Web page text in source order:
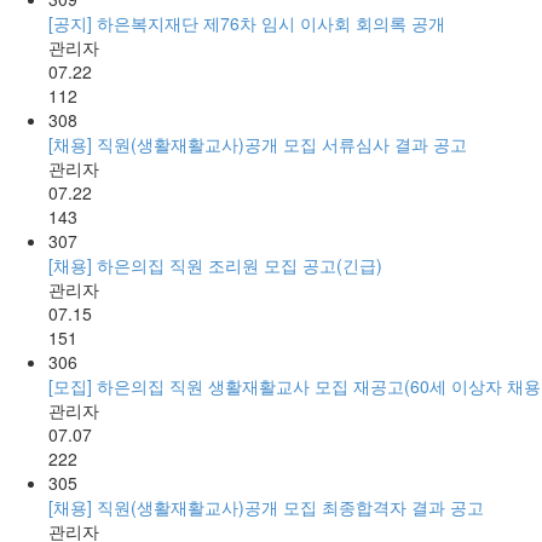
[공지] 하은복지재단 제76차 임시 이사회 회의록 공개
관리자
07.22
112
308
[채용] 직원(생활재활교사)공개 모집 서류심사 결과 공고
관리자
07.22
143
307
[채용] 하은의집 직원 조리원 모집 공고(긴급)
관리자
07.15
151
306
[모집] 하은의집 직원 생활재활교사 모집 재공고(60세 이상자 채
관리자
07.07
222
305
[채용] 직원(생활재활교사)공개 모집 최종합격자 결과 공고
관리자